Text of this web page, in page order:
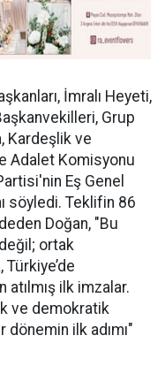
İmralı Heyeti,
Grup
Kardeşlik ve
Adalet Komisyonu
Eş Genel
söyledi. Teklifin 86
Doğan, "Bu
ortak
ilk imzalar.
ve demokratik
ilk adımı"